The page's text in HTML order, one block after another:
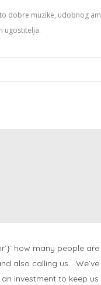
dobre muzike, udobnog
ugostitelja.
how many people
also calling us…
investment to keep